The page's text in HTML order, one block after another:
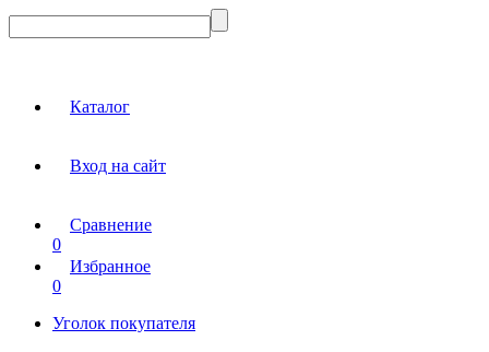
Каталог
Вход на сайт
Сравнение
0
Избранное
0
Уголок покупателя